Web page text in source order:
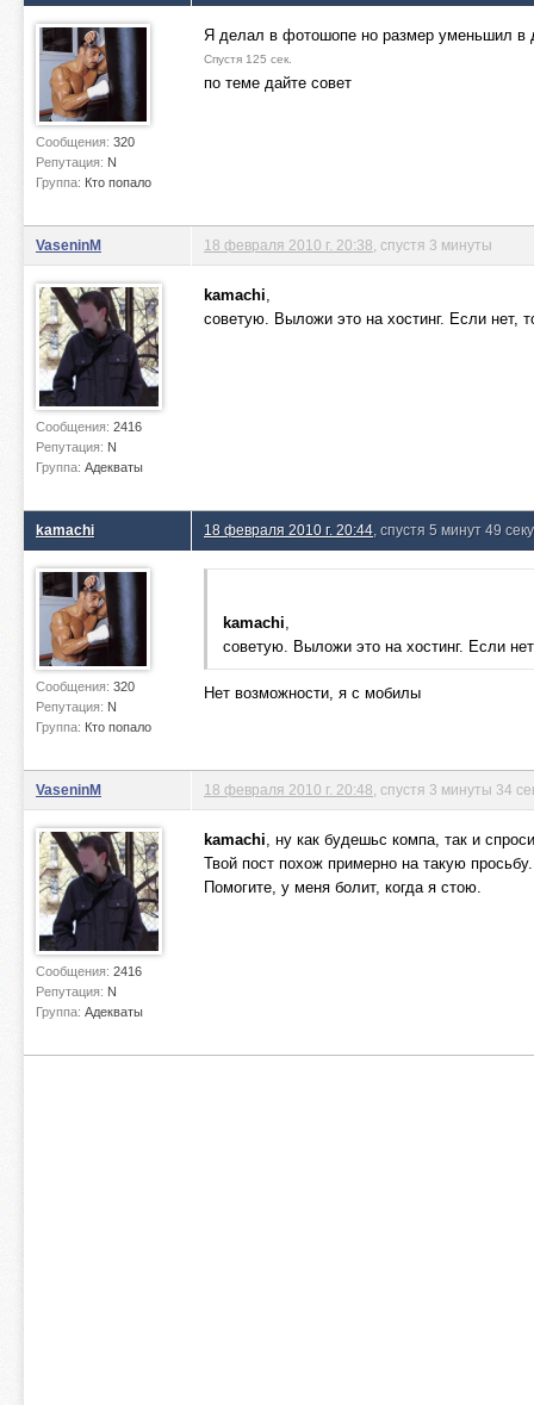
Сообщения: 320
Репутация: N
Группа: Кто попало
Я делал в фотошопе но размер уменьшил в
Спустя 125 сек.
по теме дайте совет
VaseninM
Сообщения: 2416
Репутация: N
Группа: Адекваты
18 февраля 2010 г. 20:38 , спустя 3 минуты
kamachi,
советую. Выложи это на хостинг. Если нет,
kamachi
Сообщения: 320
Репутация: N
Группа: Кто попало
18 февраля 2010 г. 20:44 , спустя 5 минут 49
kamachi,
советую. Выложи это на хостинг. Если
Нет возможности, я с мобилы
VaseninM
Сообщения: 2416
Репутация: N
Группа: Адекваты
18 февраля 2010 г. 20:48 , спустя 3 минуты 34
kamachi, ну как будешьс компа, так и
Твой пост похож примерно на такую просьбу.
Помогите, у меня болит, когда я стою.